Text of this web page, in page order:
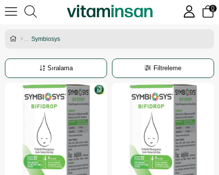
0
Symbiosys
Filtreleme
Sıralama